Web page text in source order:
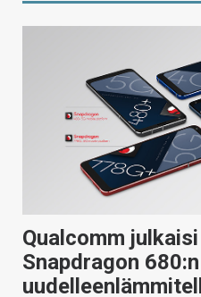
Qualcomm
Snapdragon